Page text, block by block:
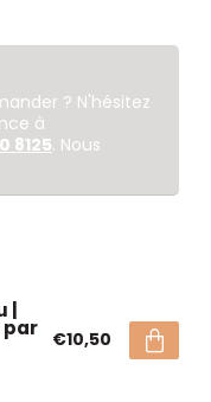
? N'hésitez
à
8125. Nous
par €10,50